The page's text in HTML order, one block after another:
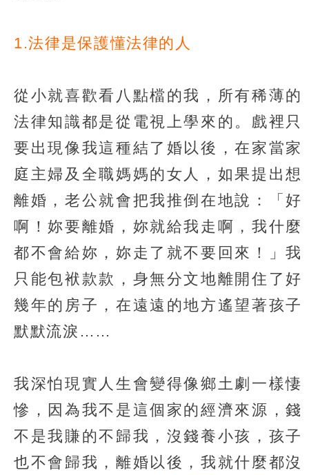
1.法律是保護懂法律的人
從小就喜歡看八點檔的我，所有稀薄的
法律知識都是從電視上學來的。戲裡只
要出現像我這種結了婚以後，在家當家
庭主婦及全職媽媽的女人，如果提出想
離婚，老公就會把我推倒在地說：「好
啊！妳要離婚，妳就給我走啊，我什麼
都不會給妳，妳走了就不要回來！」我
只能包袱款款，身無分文地離開住了好
幾年的房子，在遠遠的地方遙望著孩子
默默流淚……
我深怕現實人生會變得像鄉土劇一樣悽
慘，因為我不是這個家的經濟來源，錢
不是我賺的不歸我，沒錢養小孩，孩子
也不會歸我，離婚以後，我就什麼都沒